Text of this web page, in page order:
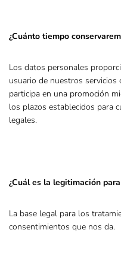
¿Cuánto tiempo
Los datos personales
usuario de nuestros servicios
participa en una promoción
los plazos establecidos para
legales.
¿Cuál es la legitimación
La base legal para los
consentimientos que nos da.